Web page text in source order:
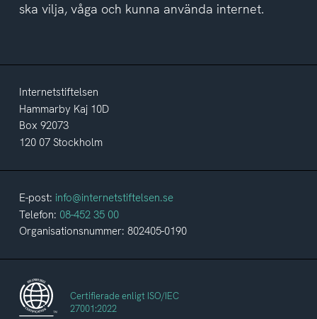
ska vilja, våga och kunna använda internet.
Internetstiftelsen
Hammarby Kaj 10D
Box 92073
120 07 Stockholm
E-post: info@internetstiftelsen.se
Telefon: 08-452 35 00
Organisationsnummer: 802405-0190
Certifierade enligt ISO/IEC
27001:2022